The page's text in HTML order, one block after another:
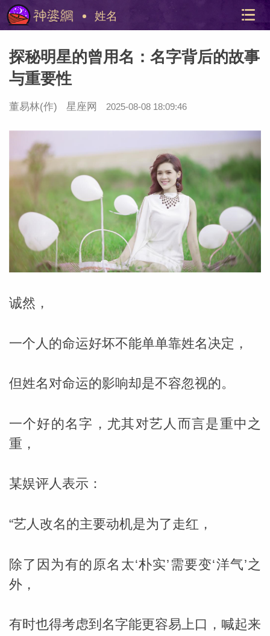
美国神
姓名
站内导
探秘明星的曾用名：名字背后的故事
与重要性
董易林(作) 星座网 2025-08-08 18:09:46
诚然，
一个人的命运好坏不能单单靠姓名决定，
但姓名对命运的影响却是不容忽视的。
一个好的名字，尤其对艺人而言是重中之
重，
某娱评人表示：
“艺人改名的主要动机是为了走红，
除了因为有的原名太‘朴实’需要变‘洋气’之
外，
有时也得考虑到名字能更容易上口，喊起来